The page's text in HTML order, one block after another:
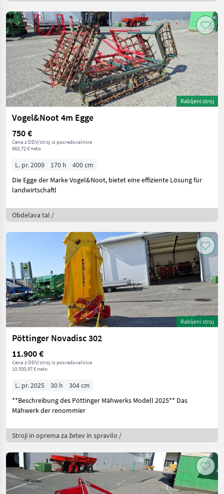
Rabljeni stroj
Vogel&Noot 4m Egge
750 €
Cena z DDV/stroj iz posredovalnice
663,72 € neto
L. pr. 2009 170 h
400 cm
Die Egge der Marke Vogel&Noot, bietet eine effiziente Lösung für
landwirtschaftl
Obdelava tal /
Rabljeni stroj
Pöttinger Novadisc 302
11.900 €
Cena z DDV/stroj iz posredovalnice
10.530,97 € neto
L. pr. 2025 30 h
304 cm
**Beschreibung des Pöttinger Mähwerks Modell 2025** Das
Mähwerk der renommier
Stroji in oprema za žetev in spravilo /